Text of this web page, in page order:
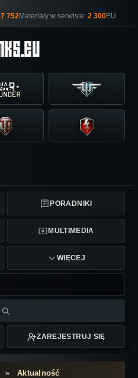
7 752Materiały w serwisie: 2 300EU
PORADNIKI
MULTIMEDIA
WIĘCEJ
ZAREJESTRUJ SIĘ
»Aktualność